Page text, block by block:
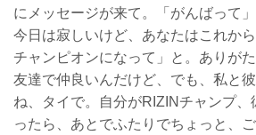
にメッセージが来て。「がんばって
今日は寂しいけど、あなたはこれか
チャンピオンになって」と。ありが
友達で仲良いんだけど、でも、私と
ね、タイで。自分がRIZINチャンプ
ったら、あとでふたりでちょっと、